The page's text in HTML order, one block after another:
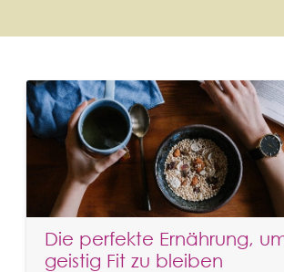
Die perfekte Ernährung,
geistig Fit zu bleiben